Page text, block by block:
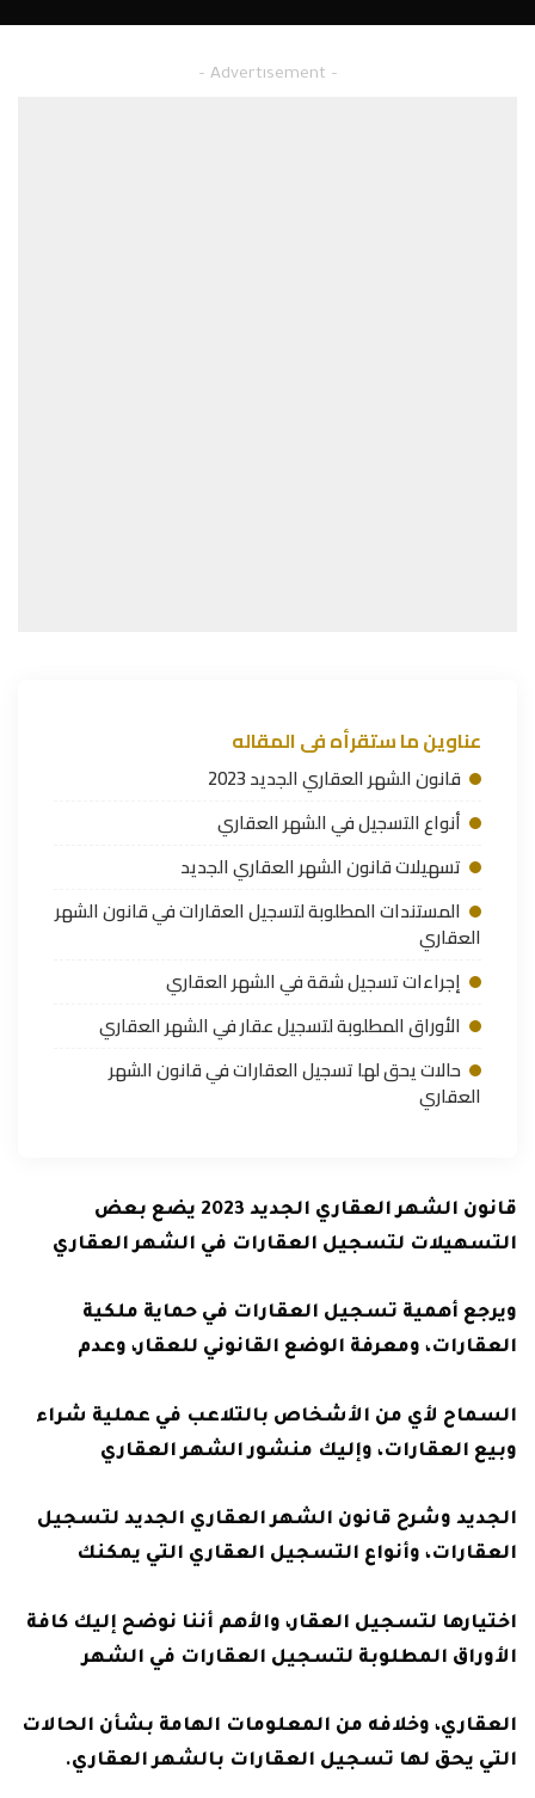
– Advertisement –
عناوين ما ستقرأه فى المقاله
قانون الشهر العقاري الجديد 2023
أنواع التسجيل في الشهر العقاري
تسهيلات قانون الشهر العقاري الجديد
المستندات المطلوبة لتسجيل العقارات في قانون الشهر
العقاري
إجراءات تسجيل شقة في الشهر العقاري
الأوراق المطلوبة لتسجيل عقار في الشهر العقاري
حالات يحق لها تسجيل العقارات في قانون الشهر
العقاري
قانون الشهر العقاري الجديد 2023 يضع بعض
التسهيلات لتسجيل العقارات في الشهر العقاري
ويرجع أهمية تسجيل العقارات في حماية ملكية
العقارات، ومعرفة الوضع القانوني للعقار، وعدم
السماح لأي من الأشخاص بالتلاعب في عملية شراء
وبيع العقارات، وإليك منشور الشهر العقاري
الجديد وشرح قانون الشهر العقاري الجديد لتسجيل
العقارات، وأنواع التسجيل العقاري التي يمكنك
اختيارها لتسجيل العقار، والأهم أننا نوضح إليك كافة
الأوراق المطلوبة لتسجيل العقارات في الشهر
العقاري، وخلافه من المعلومات الهامة بشأن الحالات
التي يحق لها تسجيل العقارات بالشهر العقاري.